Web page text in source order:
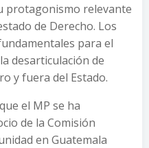
protagonismo relevante
de Derecho. Los
para el
desarticulación de
y fuera del Estado.
el MP se ha
de la Comisión
en Guatemala